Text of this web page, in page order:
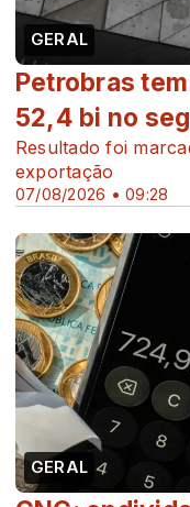
GERAL
07/08/2026 • 09:28
Petrobras
52,4 bi no
Resultado foi
exportação
GERAL